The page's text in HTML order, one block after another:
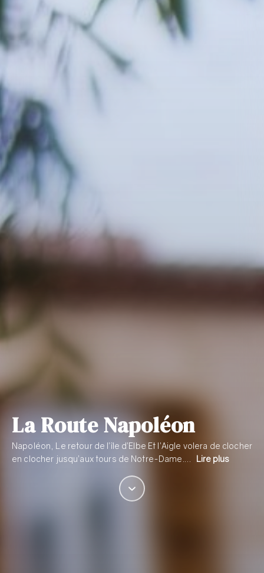
La Route Napoléon
Napoléon, Le retour de l’île d’Elbe Et l’Aigle volera de clocher
en clocher jusqu’aux tours de Notre-Dame.…
Lire plus